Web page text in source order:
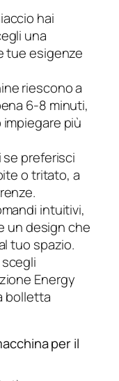
hai
una
tue esigenze
riescono a
6-8 minuti,
più
preferisci
o tritato, a
intuitivi,
un design che
tuo spazio.
scegli
Energy
bolletta
per il